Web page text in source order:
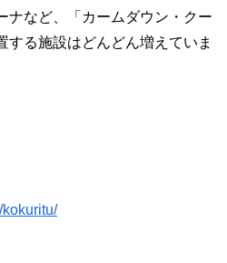
ナなど、「カームダウン・クー
する施設はどんどん増えていま